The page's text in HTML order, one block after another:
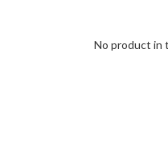
No product in